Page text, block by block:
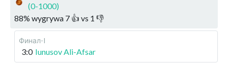
(0-1000)
88% wygrywa 7 👍 vs 1 👎
Финал-I
3:0 Iunusov Ali-Afsar